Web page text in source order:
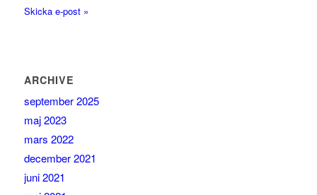
Skicka e-post »
ARCHIVE
september 2025
maj 2023
mars 2022
december 2021
juni 2021